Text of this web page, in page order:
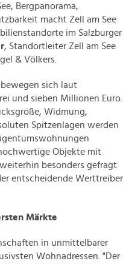
Bergpanorama,
macht Zell am See
im Salzburger
, Standortleiter Zell am See
& Völkers.
bewegen sich laut
und sieben Millionen Euro.
Widmung,
Spitzenlagen werden
Objekte mit
besonders gefragt
entscheidende Werttreiber
Märkte
in unmittelbarer
Wohnadressen. "Der